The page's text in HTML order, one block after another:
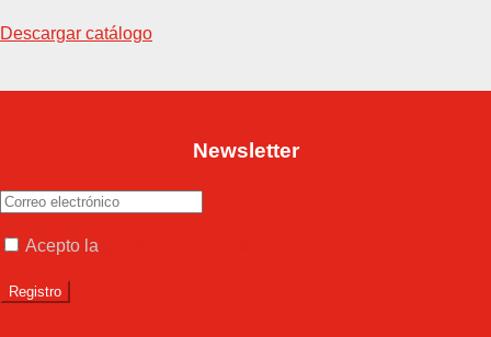
Descargar catálogo
Newsletter
Acepto la